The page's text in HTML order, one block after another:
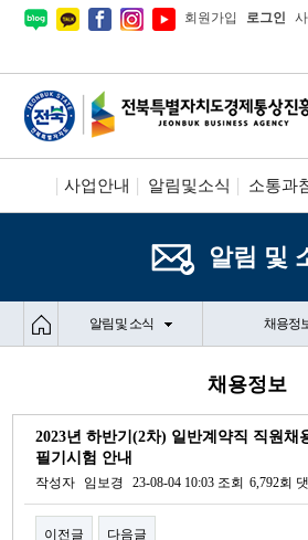
회원가입 로그인
사업안내 알림및소식 소통과
알림 및
알림 및 소식 채용정
채용정보
2023년 하반기(2차) 일반계약직 직원채
필기시험 안내
작성자 임보경 23-08-04 10:03 조회 6,792회
이전글 다음글